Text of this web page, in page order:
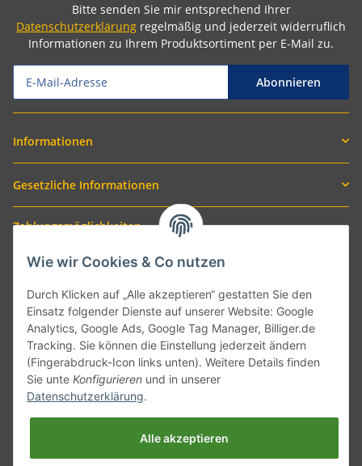
Bitte senden Sie mir entsprechend Ihrer
Datenschutzerklärung regelmäßig und jederzeit widerruflich
Informationen zu Ihrem Produktsortiment per E-Mail zu.
Abonnieren
Informationen
Gesetzliche Informationen
Zahlungsmöglichkeiten
Versand mit
Wie wir Cookies & Co nutzen
Durch Klicken auf „Alle akzeptieren“ gestatten Sie den
Einsatz folgender Dienste auf unserer Website: Google
Analytics, Google Ads, Google Tag Manager, Billiger.de
Tracking. Sie können die Einstellung jederzeit ändern
(Fingerabdruck-Icon links unten). Weitere Details finden
Sie unte Konfigurieren und in unserer
Datenschutzerklärung.
Alle akzeptieren